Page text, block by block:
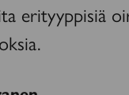
erityyppisiä